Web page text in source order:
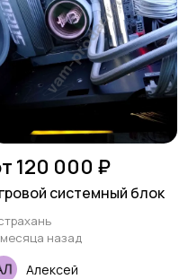
120 000 ₽
системный блок
назад
Алексей